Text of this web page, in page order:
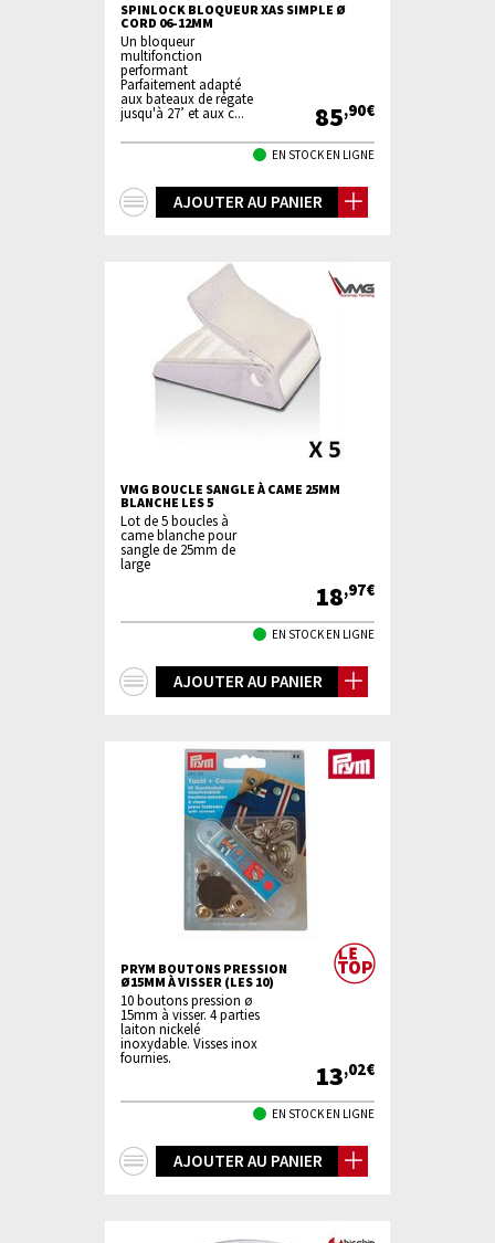
SPINLOCK BLOQUEUR XAS SIMPLE Ø
CORD 06-12MM
Un bloqueur
multifonction
performant
Parfaitement adapté
aux bateaux de régate
jusqu'à 27’ et aux c...
85,90€
EN STOCK EN LIGNE
AJOUTER AU PANIER
VMG BOUCLE SANGLE À CAME 25MM
BLANCHE LES 5
Lot de 5 boucles à
came blanche pour
sangle de 25mm de
large
18,97€
EN STOCK EN LIGNE
AJOUTER AU PANIER
PRYM BOUTONS PRESSION
Ø15MM À VISSER (LES 10)
10 boutons pression ø
15mm à visser. 4 parties
laiton nickelé
inoxydable. Visses inox
fournies.
13,02€
EN STOCK EN LIGNE
AJOUTER AU PANIER